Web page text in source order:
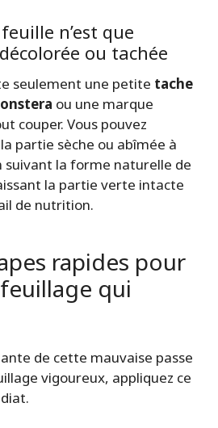
n’est que
ou tachée
seulement une petite tache
ou une marque
couper. Vous pouvez
partie sèche ou abîmée à
suivant la forme naturelle de
la partie verte intacte
de nutrition.
rapides pour
qui
de cette mauvaise passe
vigoureux, appliquez ce